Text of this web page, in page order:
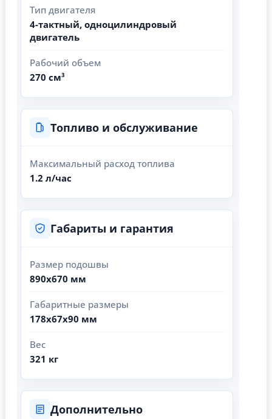
Тип двигателя
4-тактный, одноцилиндровый
двигатель
Рабочий объем
270 см³
Топливо и обслуживание
Максимальный расход топлива
1.2 л/час
Габариты и гарантия
Размер подошвы
890х670 мм
Габаритные размеры
178x67x90 мм
Вес
321 кг
Дополнительно